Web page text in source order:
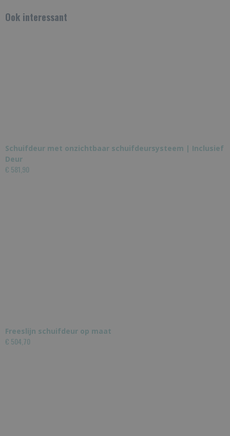
Ook interessant
Schuifdeur met onzichtbaar schuifdeursysteem | Inclusief
Deur
€ 581,90
Freeslijn schuifdeur op maat
€ 504,70